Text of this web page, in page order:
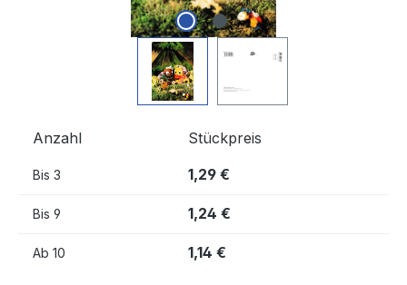
Anzahl Stückpreis
Bis 3 1,29 €
Bis 9 1,24 €
Ab 10 1,14 €